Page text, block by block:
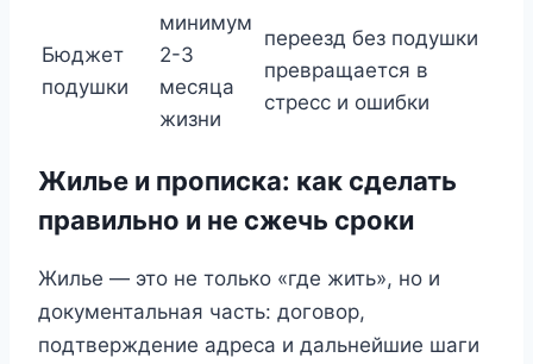
Бюджет
подушки
минимум
2-3
месяца
жизни
переезд без подушки
превращается в
стресс и ошибки
Жилье и прописка: как сделать
правильно и не сжечь сроки
Жилье — это не только «где жить», но и
документальная часть: договор,
подтверждение адреса и дальнейшие шаги